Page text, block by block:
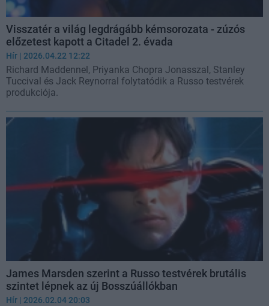
Visszatér a világ legdrágább kémsorozata - zúzós
előzetest kapott a Citadel 2. évada
Hír | 2026.04.22 12:22
Richard Maddennel, Priyanka Chopra Jonasszal, Stanley
Tuccival és Jack Reynorral folytatódik a Russo testvérek
produkciója.
James Marsden szerint a Russo testvérek brutális
szintet lépnek az új Bosszúállókban
Hír | 2026.02.04 20:03